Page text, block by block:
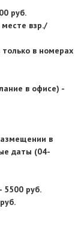
руб.
взр./
в номерах
в офисе) -
в
даты (04-
5500 руб.